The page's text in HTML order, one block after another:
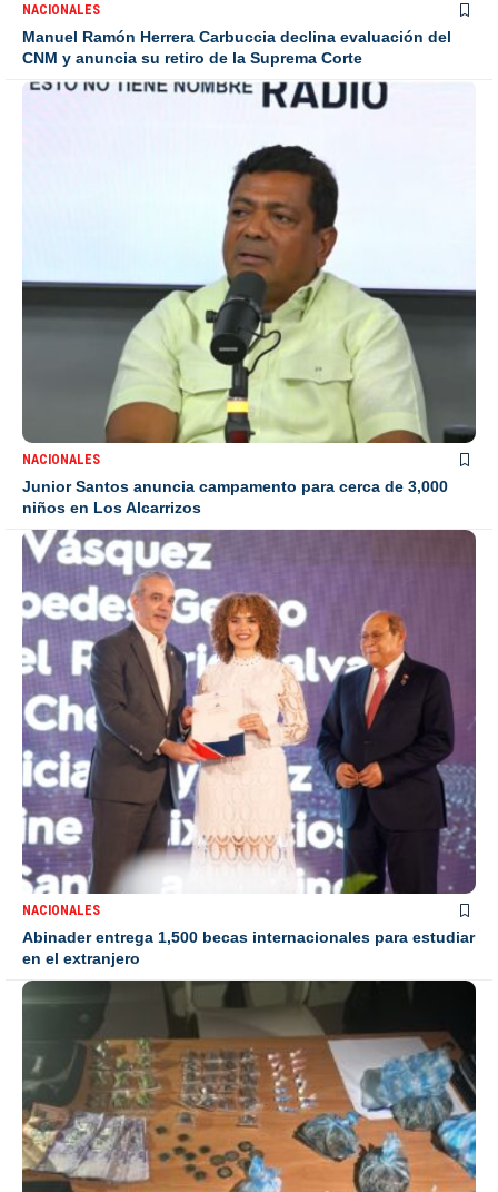
NACIONALES
Manuel Ramón Herrera Carbuccia declina evaluación del
CNM y anuncia su retiro de la Suprema Corte
NACIONALES
Junior Santos anuncia campamento para cerca de 3,000
niños en Los Alcarrizos
NACIONALES
Abinader entrega 1,500 becas internacionales para estudiar
en el extranjero